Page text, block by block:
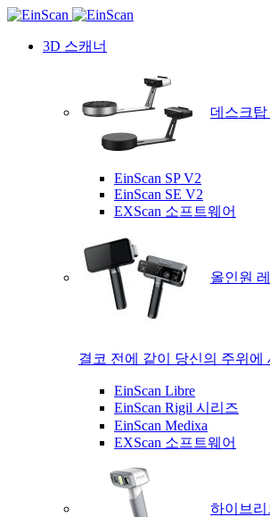
3D 스캐너
데스크탑
EinScan SP V2
EinScan SE V2
EXScan 소프트웨어
올인원
결코 전에 같이 당신의 주위에
EinScan Libre
EinScan Rigil 시리즈
EinScan Medixa
EXScan 소프트웨어
하이브리